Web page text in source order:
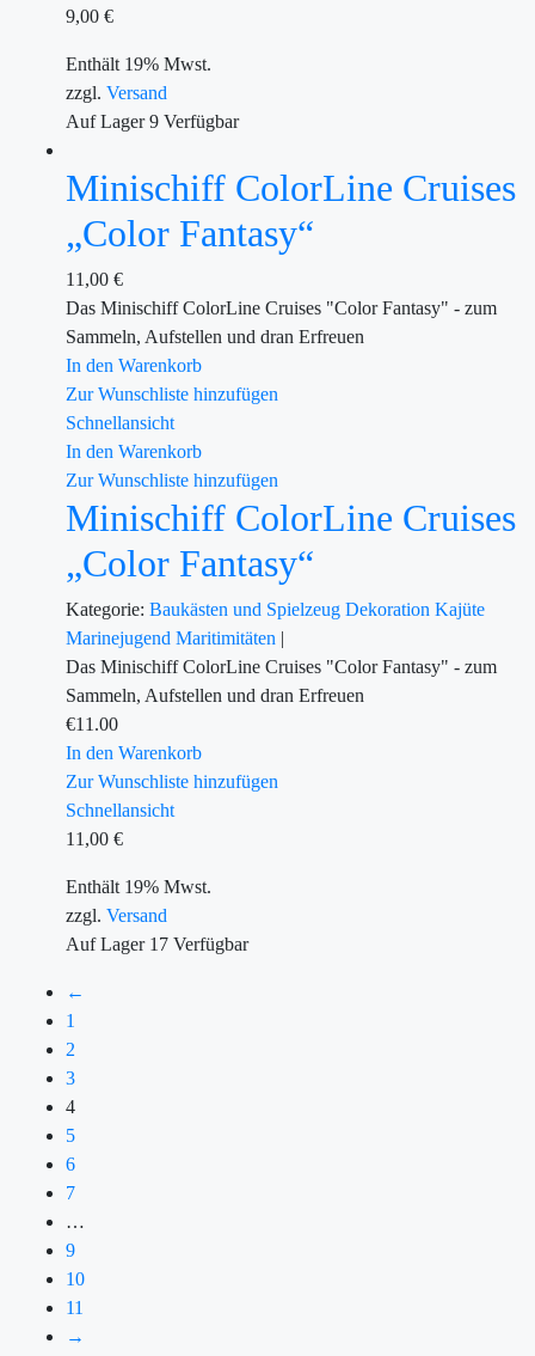
9,00 €
Enthält 19% Mwst.
zzgl. Versand
Auf Lager9 Verfügbar
Minischiff ColorLine Cruises
„Color Fantasy“
11,00 €
Das Minischiff ColorLine Cruises "Color Fantasy" - zum
Sammeln, Aufstellen und dran Erfreuen
In den Warenkorb
Zur Wunschliste hinzufügen
Schnellansicht
In den Warenkorb
Zur Wunschliste hinzufügen
Minischiff ColorLine Cruises
„Color Fantasy“
Kategorie: Baukästen und Spielzeug Dekoration Kajüte
Marinejugend Maritimitäten |
Das Minischiff ColorLine Cruises "Color Fantasy" - zum
Sammeln, Aufstellen und dran Erfreuen
€11.00
In den Warenkorb
Zur Wunschliste hinzufügen
Schnellansicht
11,00 €
Enthält 19% Mwst.
zzgl. Versand
Auf Lager17 Verfügbar
←
1
2
3
4
5
6
7
…
9
10
11
→